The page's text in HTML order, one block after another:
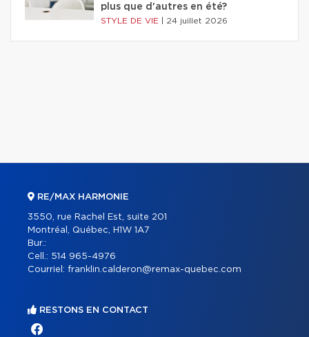
plus que d'autres en été?
STYLE DE VIE 24 juillet 2026
RE/MAX HARMONIE
3550, rue Rachel Est, suite 201
Montréal, Québec, H1W 1A7
Bur.:
Cell.: 514 965-4976
Courriel: franklin.calderon@remax-quebec.com
RESTONS EN CONTACT